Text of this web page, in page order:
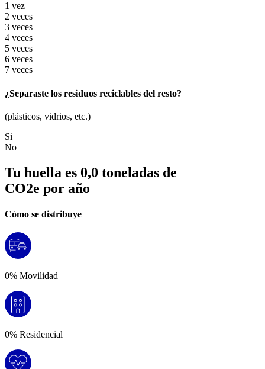
1 vez
2 veces
3 veces
4 veces
5 veces
6 veces
7 veces
¿Separaste los residuos reciclables del resto?
(plásticos, vidrios, etc.)
Si
No
Tu huella es 0,0 toneladas de
CO2e por año
Cómo se distribuye
0% Movilidad
0% Residencial